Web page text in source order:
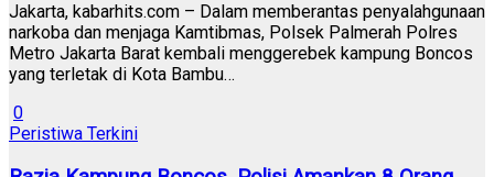
Jakarta, kabarhits.com – Dalam memberantas penyalahgunaan
narkoba dan menjaga Kamtibmas, Polsek Palmerah Polres
Metro Jakarta Barat kembali menggerebek kampung Boncos
yang terletak di Kota Bambu…
0
Peristiwa Terkini